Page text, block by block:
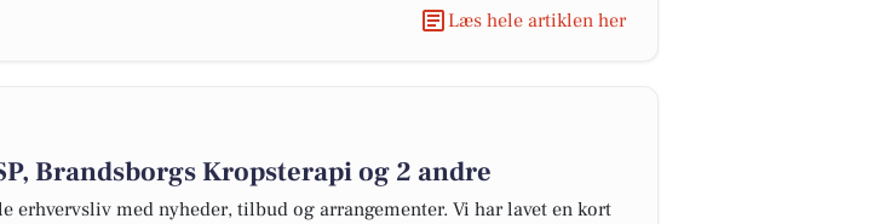
Læs hele artiklen her
Brandsborgs Kropsterapi og 2 andre
med nyheder, tilbud og arrangementer. Vi har lavet en kort